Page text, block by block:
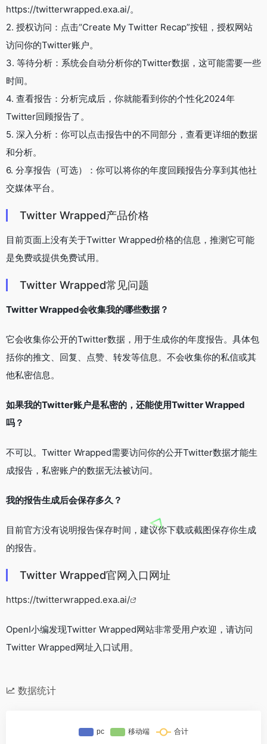
https://twitterwrapped.exa.ai/。
2. 授权访问：点击“Create My Twitter Recap”按钮，授权网站
访问你的Twitter账户。
3. 等待分析：系统会自动分析你的Twitter数据，这可能需要一些
时间。
4. 查看报告：分析完成后，你就能看到你的个性化2024年
Twitter回顾报告了。
5. 深入分析：你可以点击报告中的不同部分，查看更详细的数据
和分析。
6. 分享报告（可选）：你可以将你的年度回顾报告分享到其他社
交媒体平台。
Twitter Wrapped产品价格
目前页面上没有关于Twitter Wrapped价格的信息，推测它可能
是免费或提供免费试用。
Twitter Wrapped常见问题
Twitter Wrapped会收集我的哪些数据？
它会收集你公开的Twitter数据，用于生成你的年度报告。具体包
括你的推文、回复、点赞、转发等信息。不会收集你的私信或其
他私密信息。
如果我的Twitter账户是私密的，还能使用Twitter Wrapped
吗？
不可以。Twitter Wrapped需要访问你的公开Twitter数据才能生
成报告，私密账户的数据无法被访问。
我的报告生成后会保存多久？
目前官方没有说明报告保存时间，建议你下载或截图保存你生成
的报告。
Twitter Wrapped官网入口网址
https://twitterwrapped.exa.ai/
OpenI小编发现Twitter Wrapped网站非常受用户欢迎，请访问
Twitter Wrapped网址入口试用。
数据统计